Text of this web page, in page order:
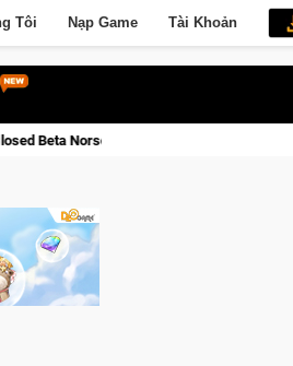
Tôi Nạp Game Tài Khoản
Tỉnh, Săn DJI Osmo Pocket 3 Ngay Hôm Nay